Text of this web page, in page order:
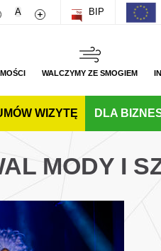
Zmniejsz rozmiar czcionki
A Zwiększ rozmiar czcionki
BIP
WALCZYMY ZE SMOGIEM
WIZYTĘ DLA
MODY I